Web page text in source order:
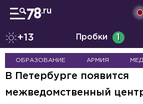
+13 Пробки 1
ОБРАЗОВАНИЕ АРМИЯ
В Петербурге появится
межведомственный